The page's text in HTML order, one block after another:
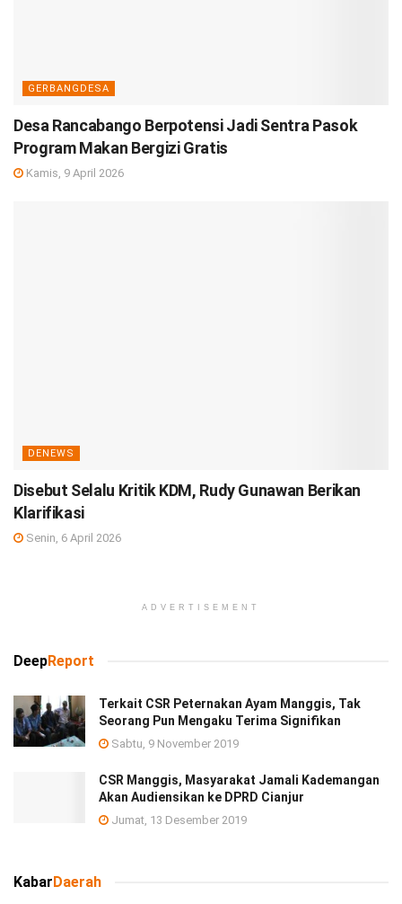
GERBANGDESA
Desa Rancabango Berpotensi Jadi Sentra Pasok
Program Makan Bergizi Gratis
Kamis, 9 April 2026
DENEWS
Disebut Selalu Kritik KDM, Rudy Gunawan Berikan
Klarifikasi
Senin, 6 April 2026
ADVERTISEMENT
DeepReport
Terkait CSR Peternakan Ayam Manggis, Tak
Seorang Pun Mengaku Terima Signifikan
Sabtu, 9 November 2019
CSR Manggis, Masyarakat Jamali Kademangan
Akan Audiensikan ke DPRD Cianjur
Jumat, 13 Desember 2019
KabarDaerah